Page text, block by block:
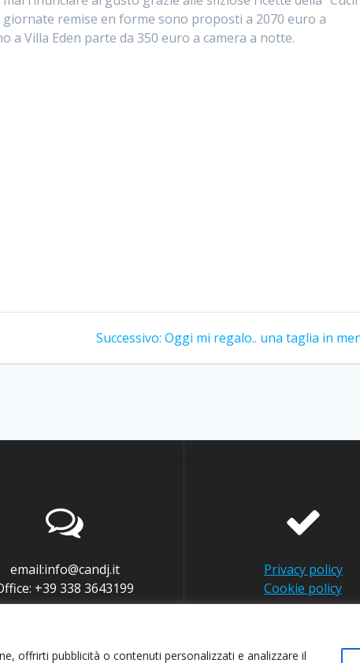
offrirti pubblicità o contenuti personalizzati e analizzare il
remise en forme sono proposti a 2070 euro a
Villa Eden parte da 350 euro a camera a notte.
Successivo: Articolo
Oggi mi regalo.. una taglia in
email:info@candj.it
+39 338 3643199
Privacy policy
Cookie policy